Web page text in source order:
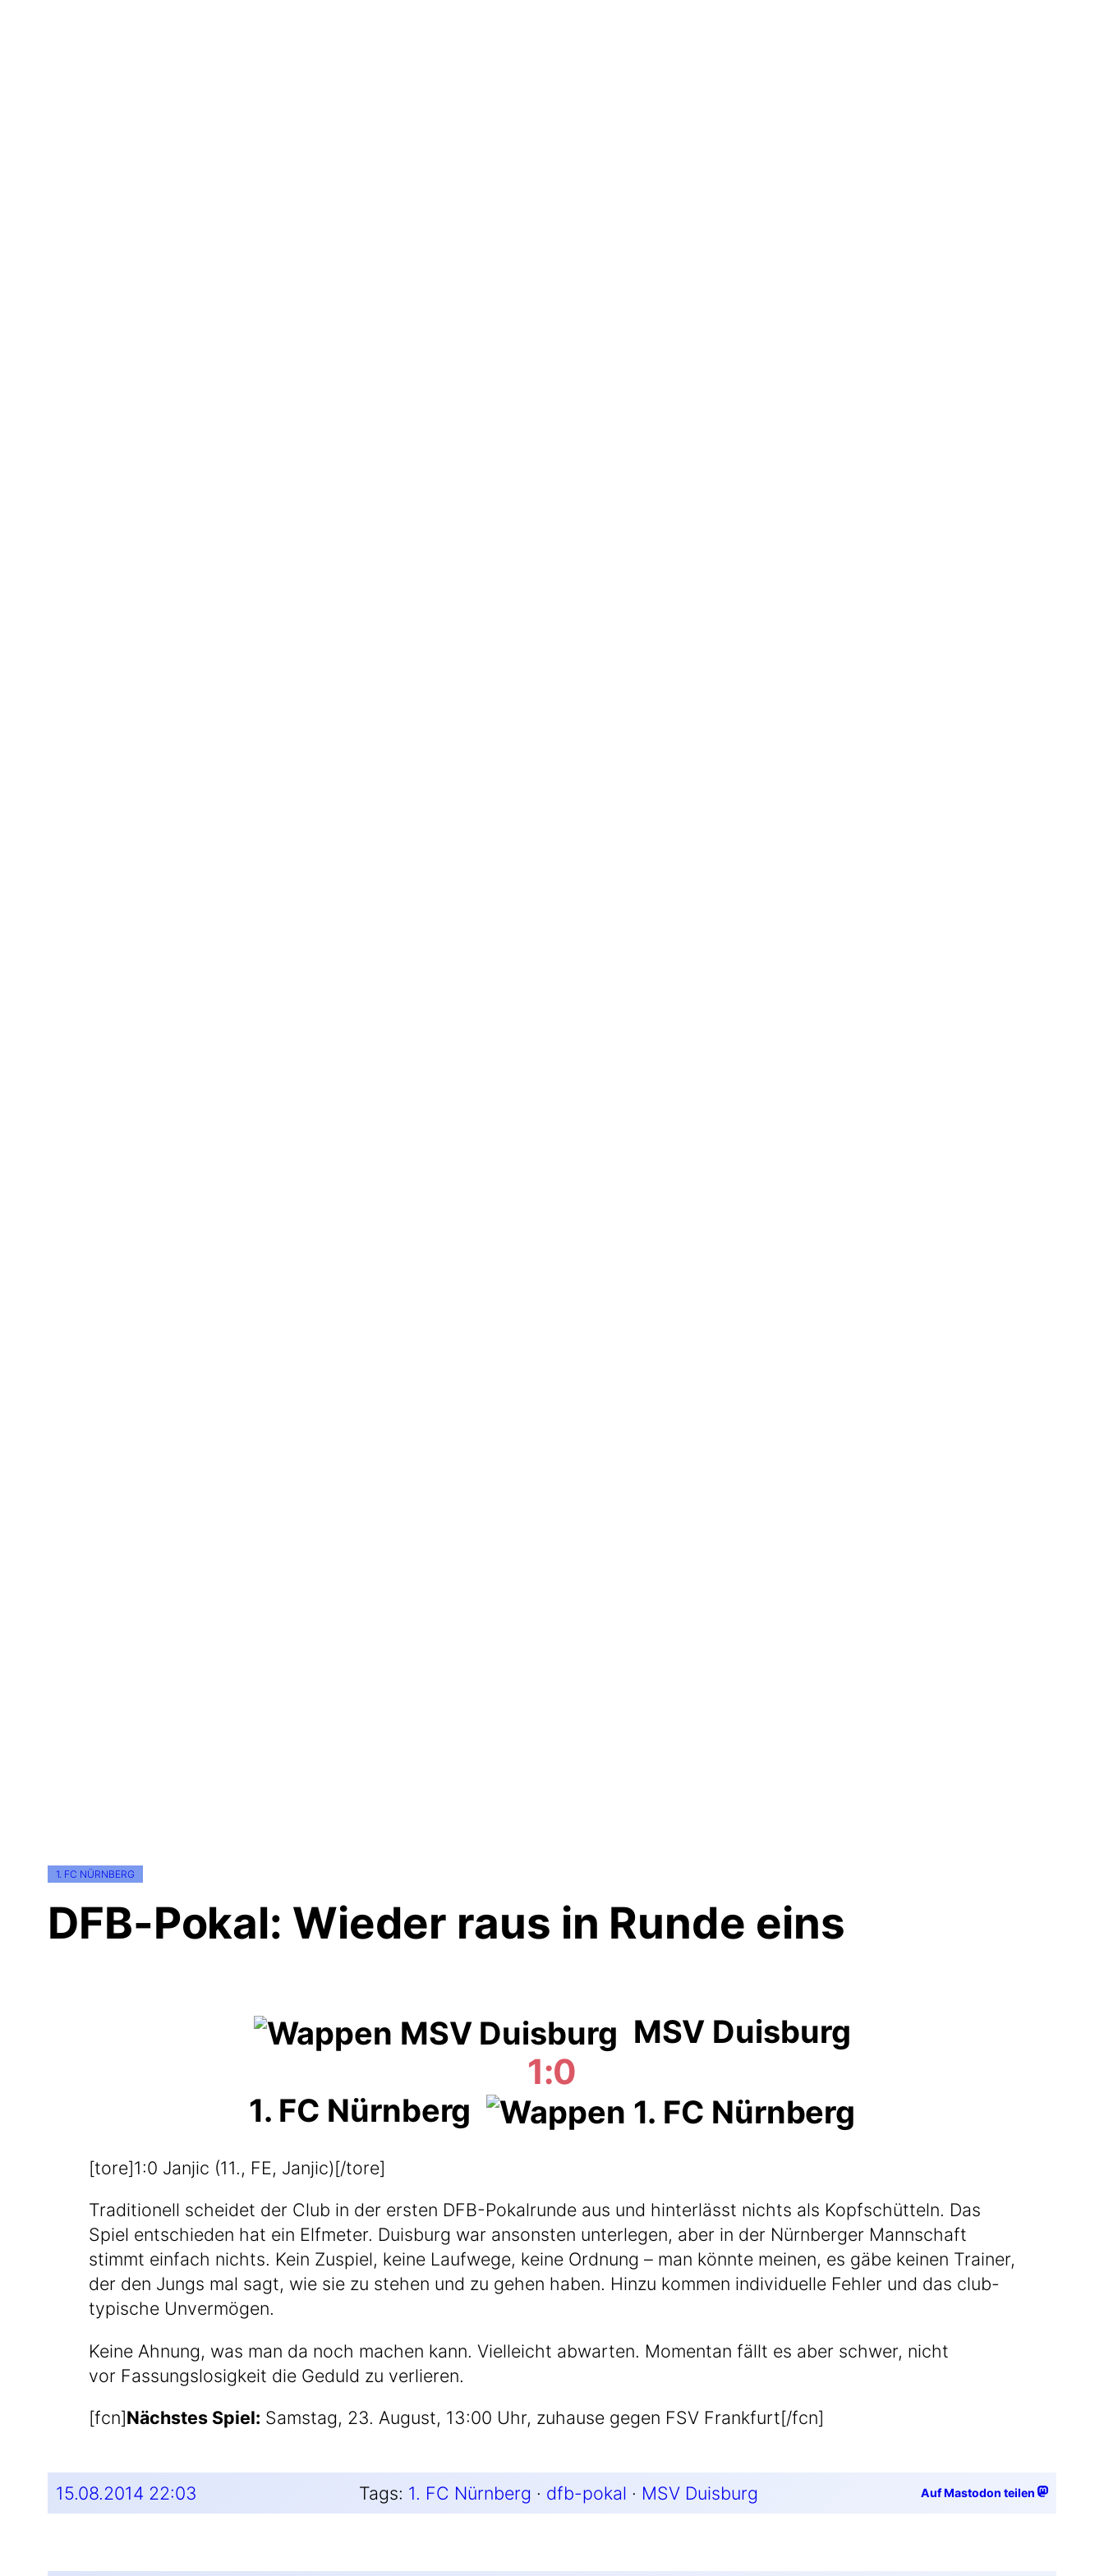
1. FC NÜRNBERG
DFB-Pokal: Wieder raus in Runde eins
MSV Duisburg
1:0
1. FC Nürnberg
[tore]1:0 Jan­jic (11., FE, Janjic)[/tore]
Tra­di­tio­nell schei­det der Club in der ers­ten DFB-Pokalrunde aus und hin­ter­lässt nichts als Kopf­schüt­teln. Das
Spiel ent­schie­den hat ein Elf­me­ter. Duis­burg war ansons­ten unter­le­gen, aber in der Nürn­ber­ger Mann­schaft
stimmt ein­fach nichts. Kein Zuspiel, kei­ne Lauf­we­ge, kei­ne Ord­nung – man könn­te mei­nen, es gäbe kei­nen Trai­ner,
der den Jungs mal sagt, wie sie zu ste­hen und zu gehen haben. Hin­zu kom­men indi­vi­du­el­le Feh­ler und das club-
typische Unvermögen.
Kei­ne Ahnung, was man da noch machen kann. Viel­leicht abwar­ten. Momen­tan fällt es aber schwer, nicht
vor Fas­sungs­lo­sig­keit die Geduld zu verlieren.
[fcn]Nächs­tes Spiel: Sams­tag, 23. August, 13:00 Uhr, zuhau­se gegen FSV Frankfurt[/fcn]
15.08.2014 22:03 Tags: 1. FC Nürnberg · dfb-pokal · MSV Duisburg Auf Mastodon teilen